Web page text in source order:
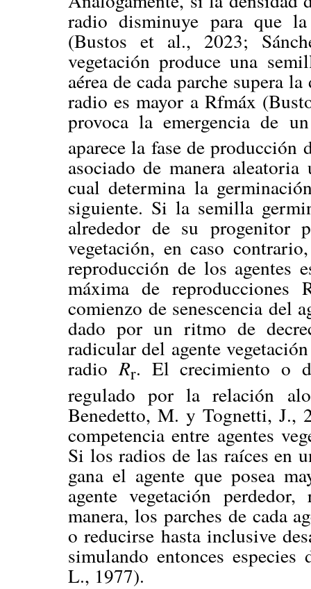
radio disminuye para que
(Bustos et al., 2023;
vegetación produce una
aérea de cada parche supera
radio es mayor a Rfmáx
provoca la emergencia de
aparece la fase de producción
asociado de manera
cual determina la
siguiente. Si la semilla
alrededor de su progenitor
vegetación, en caso
reproducción de los agentes
máxima de
comienzo de senescencia del
dado por un ritmo de
radicular del agente
radioRr. El crecimiento o
regulado por la relación
Benedetto, M. y Tognetti, J.,
competencia entre agentes
Si los radios de las raíces en
gana el agente que posea
agente vegetación
manera, los parches de cada
o reducirse hasta inclusive
simulando entonces
L., 1977).